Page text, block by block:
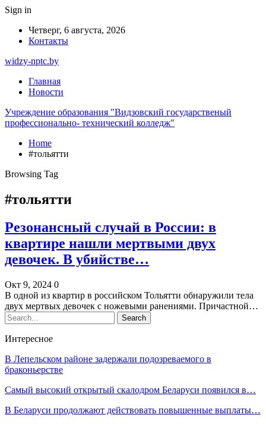
Sign in
Четверг, 6 августа, 2026
Контакты
widzy-nptc.by
Главная
Новости
Учреждение образования "Видзовский государственый
профессионально- технический колледж"
Home
#тольятти
Browsing Tag
#тольятти
Резонансный случай в России: в
квартире нашли мертвыми двух
девочек. В убийстве…
Окт 9, 2024 0
В одной из квартир в российском Тольятти обнаружили тела
двух мертвых девочек с ножевыми ранениями. Причастной…
Интересное
В Лепельском районе задержали подозреваемого в
браконьерстве
Самый высокий открытый скалодром Беларуси появился в…
В Беларуси продолжают действовать повышенные выплаты…